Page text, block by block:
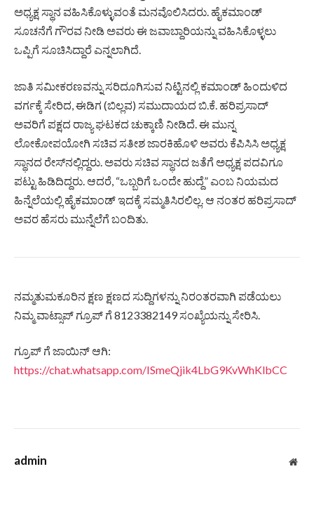
ಅಧ್ಯಕ್ಷ ಸ್ಥಾನ ವಹಿಸಿಕೊಳ್ಳುವಂತೆ ಮನವೊಲಿಸಿದರು. ಹೈಕಮಾಂಡ್
ಸೂಚನೆಗೆ ಗೌರವ ನೀಡಿ ಅವರು ಈ ಜವಾಬ್ದಾರಿಯನ್ನು ವಹಿಸಿಕೊಳ್ಳಲು
ಒಪ್ಪಿಗೆ ಸೂಚಿಸಿದ್ದಾರೆ ಎನ್ನಲಾಗಿದೆ.
ಜಾತಿ ಸಮೀಕರಣವನ್ನು ಸರಿದೂಗಿಸುವ ನಿಟ್ಟಿನಲ್ಲಿ ಕಮಾಂಡ್ ಹಿಂದುಳಿದ
ವರ್ಗಕ್ಕೆ ಸೇರಿದ, ಈಡಿಗ (ಬಿಲ್ಲವ) ಸಮುದಾಯದ ಬಿ.ಕೆ. ಹರಿಪ್ರಸಾದ್‌
ಅವರಿಗೆ ಪಕ್ಷದ ರಾಜ್ಯ ಘಟಕದ ಚುಕ್ಕಾಣಿ ನೀಡಿದೆ. ಈ ಮುನ್ನ
ಲೋಕೋಪಯೋಗಿ ಸಚಿವ ಸತೀಶ ಜಾರಕಿಹೊಳಿ ಅವರು ಕೆಪಿಸಿಸಿ ಅಧ್ಯಕ್ಷ
ಸ್ಥಾನದ ರೇಸ್‌ನಲ್ಲಿದ್ದರು. ಅವರು ಸಚಿವ ಸ್ಥಾನದ ಜತೆಗೆ ಅಧ್ಯಕ್ಷ ಪದವಿಗೂ
ಪಟ್ಟು ಹಿಡಿದಿದ್ದರು. ಆದರೆ, “ಒಬ್ಬರಿಗೆ ಒಂದೇ ಹುದ್ದೆ” ಎಂಬ ನಿಯಮದ
ಹಿನ್ನೆಲೆಯಲ್ಲಿ ಹೈಕಮಾಂಡ್ ಇದಕ್ಕೆ ಸಮ್ಮತಿಸಿರಲಿಲ್ಲ. ಆ ನಂತರ ಹರಿಪ್ರಸಾದ್
ಅವರ ಹೆಸರು ಮುನ್ನೆಲೆಗೆ ಬಂದಿತು.
ನಮ್ಮತುಮಕೂರಿನ ಕ್ಷಣ ಕ್ಷಣದ ಸುದ್ದಿಗಳನ್ನು ನಿರಂತರವಾಗಿ ಪಡೆಯಲು
ನಿಮ್ಮ ವಾಟ್ಸಾಪ್ ಗ್ರೂಪ್ ಗೆ 8123382149 ಸಂಖ್ಯೆಯನ್ನು ಸೇರಿಸಿ.
ಗ್ರೂಪ್ ಗೆ ಜಾಯಿನ್ ಆಗಿ:
https://chat.whatsapp.com/ISmeQjik4LbG9KvWhKlbCC
admin